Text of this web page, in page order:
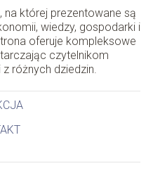
której prezentowane są
wiedzy, gospodarki i
oferuje kompleksowe
czytelnikom
różnych dziedzin.